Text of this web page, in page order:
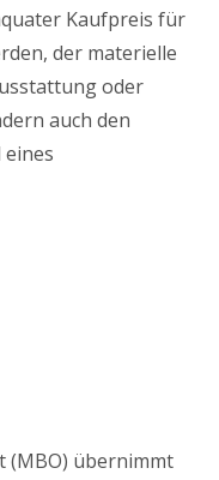
Kaufpreis für
der materielle
oder
auch den
(MBO) übernimmt